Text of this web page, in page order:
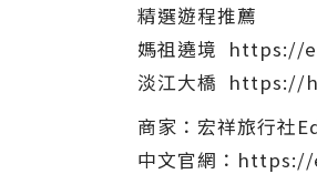
精選遊程推薦
媽祖遶境 https://
淡江大橋 https://
商家：宏祥旅行社
中文官網：